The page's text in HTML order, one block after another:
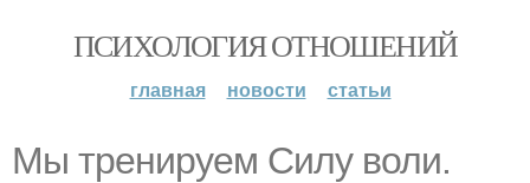
ПСИХОЛОГИЯ ОТНОШЕНИЙ
главная новости статьи
Мы тренируем Силу воли.